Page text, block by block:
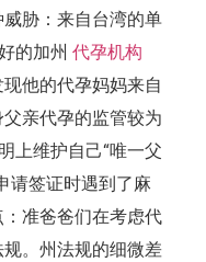
胁：来自台湾的单
的加州 代孕机构
他的代孕妈妈来自
亲代孕的监管较为
上维护自己“唯一父
请签证时遇到了麻
准爸爸们在考虑代
。州法规的细微差